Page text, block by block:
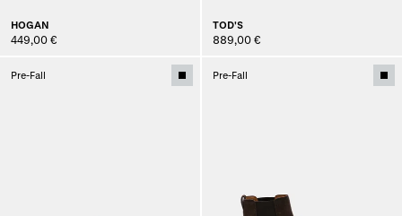
HOGAN
449,00 €
TOD'S
889,00 €
Pre-Fall Pre-Fall